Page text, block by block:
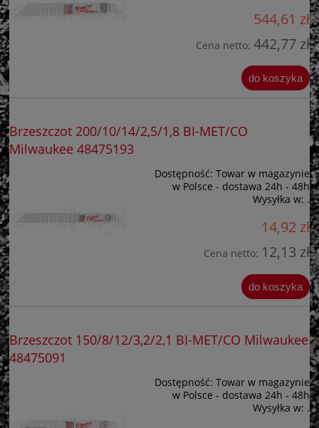
544,61 zł
Cena netto: 442,77 zł
do koszyka
Brzeszczot 200/10/14/2,5/1,8 BI-MET/CO
Milwaukee 48475193
Dostępność: Towar w magazynie
w Polsce - dostawa 24h - 48h
Wysyłka w: .
14,92 zł
Cena netto: 12,13 zł
do koszyka
Brzeszczot 150/8/12/3,2/2,1 BI-MET/CO Milwaukee
48475091
Dostępność: Towar w magazynie
w Polsce - dostawa 24h - 48h
Wysyłka w: .